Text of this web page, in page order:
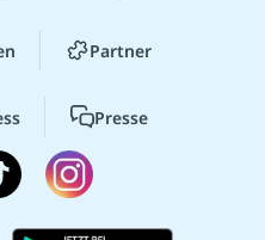
Partner
Presse